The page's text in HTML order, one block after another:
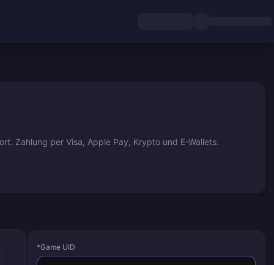
Zahlung per Visa, Apple Pay, Krypto und E-Wallets.
*Game UID